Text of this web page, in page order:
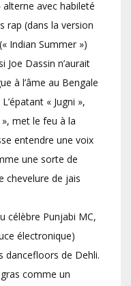
avec habileté
rap (dans la version
Indian Summer »)
Joe Dassin n’aurait
à l’âme au Bengale
« Jugni »,
met le feu à la
entendre une voix
une sorte de
chevelure de jais
célèbre Punjabi MC,
électronique)
dancefloors de Dehli.
comme un